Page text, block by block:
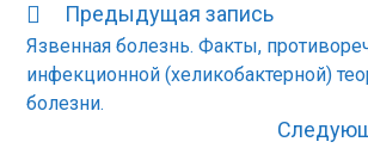
Еще
статьи
Предыдущая запись
Язвенная болезнь. Факты,
инфекционной (хеликобактерной)
болезни.